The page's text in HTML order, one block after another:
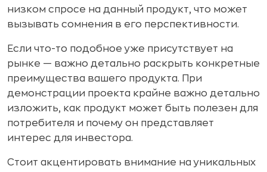
низком спросе на данный продукт, что может
вызывать сомнения в его перспективности.
Если что-то подобное уже присутствует на
рынке — важно детально раскрыть конкретные
преимущества вашего продукта. При
демонстрации проекта крайне важно детально
изложить, как продукт может быть полезен для
потребителя и почему он представляет
интерес для инвестора.
Стоит акцентировать внимание на уникальных